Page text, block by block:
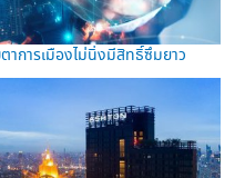
าการเมืองไม่นิ่งมีสิทธิ์ซึมยาว